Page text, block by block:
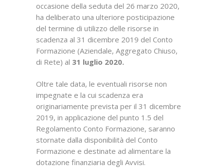
occasione della seduta del 26 marzo 2020,
ha deliberato una ulteriore posticipazione
del termine di utilizzo delle risorse in
scadenza al 31 dicembre 2019 del Conto
Formazione (Aziendale, Aggregato Chiuso,
di Rete) al 31 luglio 2020.
Oltre tale data, le eventuali risorse non
impegnate e la cui scadenza era
originariamente prevista per il 31 dicembre
2019, in applicazione del punto 1.5 del
Regolamento Conto Formazione, saranno
stornate dalla disponibilità del Conto
Formazione e destinate ad alimentare la
dotazione finanziaria degli Avvisi.